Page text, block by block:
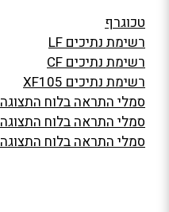
טכוגרף
רשימת נתיכים LF
רשימת נתיכים CF
רשימת נתיכים XF105
סמלי התראה בלוח התצוגה LF
סמלי התראה בלוח התצוגה CF
סמלי התראה בלוח התצוגה XF105